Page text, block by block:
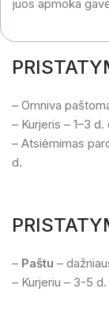
juos apmoka
– Omniva
– Kurjeris – 1–3 d.
– Atsiėmimas
d.
– Paštu –
– Kurjeriu – 3-5